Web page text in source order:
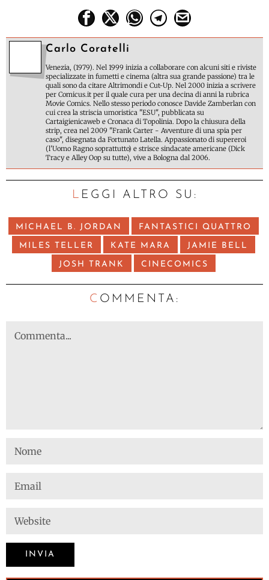
Carlo Coratelli
Venezia, (1979). Nel 1999 inizia a collaborare con alcuni siti e riviste
specializzate in fumetti e cinema (altra sua grande passione) tra le
quali sono da citare Altrimondi e Cut-Up. Nel 2000 inizia a scrivere
per Comicus.it per il quale cura per una decina di anni la rubrica
Movie Comics. Nello stesso periodo conosce Davide Zamberlan con
cui crea la striscia umoristica "ESU", pubblicata su
Cartaigienicaweb e Cronaca di Topolinia. Dopo la chiusura della
strip, crea nel 2009 "Frank Carter - Avventure di una spia per
caso", disegnata da Fortunato Latella. Appassionato di supereroi
(l'Uomo Ragno soprattutto) e strisce sindacate americane (Dick
Tracy e Alley Oop su tutte), vive a Bologna dal 2006.
LEGGI ALTRO SU:
MICHAEL B. JORDAN FANTASTICI QUATTRO
MILES TELLER KATE MARA JAMIE BELL
JOSH TRANK CINECOMICS
C OMMENTA: